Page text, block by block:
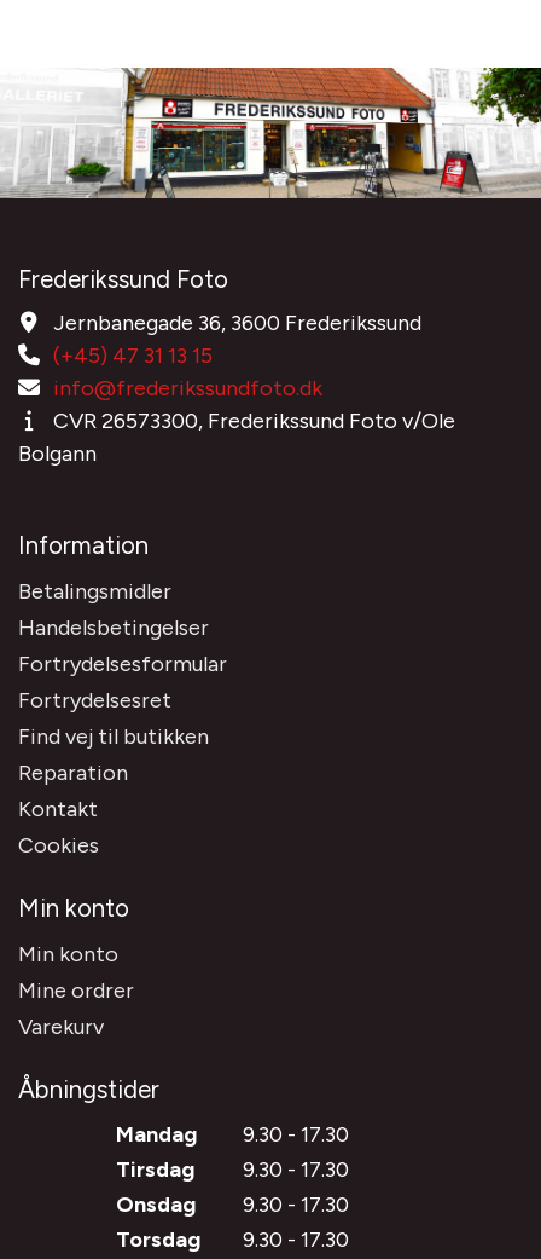
Frederikssund Foto
Jernbanegade 36, 3600 Frederikssund
(+45) 47 31 13 15
info@frederikssundfoto.dk
CVR 26573300, Frederikssund Foto v/Ole
Bolgann
Information
Betalingsmidler
Handelsbetingelser
Fortrydelsesformular
Fortrydelsesret
Find vej til butikken
Reparation
Kontakt
Cookies
Min konto
Min konto
Mine ordrer
Varekurv
Åbningstider
Mandag
9.30 - 17.30
Tirsdag
9.30 - 17.30
Onsdag
9.30 - 17.30
Torsdag
9.30 - 17.30